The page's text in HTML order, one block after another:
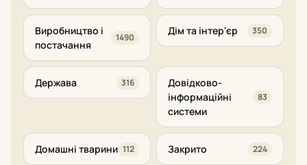
Виробництво і
постачання
1490
Дім та інтер'єр 350
Держава 316
Довідково-
інформаційні
системи
83
Домашні тварини 112 Закрито 224